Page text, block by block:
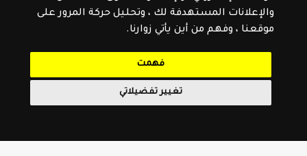
والإعلانات المستهدفة لك ، وتحليل حركة المرور على
موقعنا ، وفهم من أين يأتي زوارنا.
فهمت
تغيير تفضيلاتي